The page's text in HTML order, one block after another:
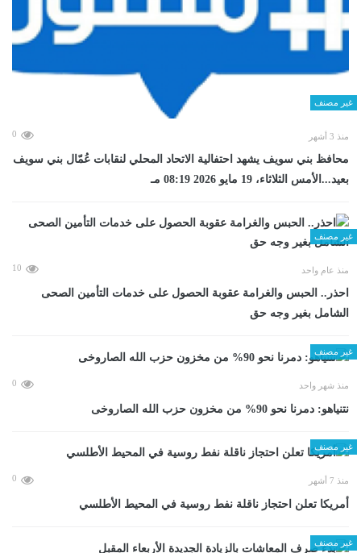
غير مصنف
منذ 3 أشهر 0
محافظ بني سويف يشهد احتفالية الاتحاد المحلي لنقابات عُمّال بني سويف
بعيد...الأمس الثلاثاء، 19 مايو 2026 08:19 مـ
غير مصنف
منذ عام واحد 10
احذر.. الحبس والغرامة عقوبة الحصول على خدمات التأمين الصحى
الشامل بغير وجه حق
غير مصنف
منذ شهر واحد 0
نتنياهو: دمرنا نحو 90% من مخزون حزب الله الصاروخى
غير مصنف
منذ 7 أشهر 0
أمريكا تعلن احتجاز ناقلة نفط روسية في المحيط الأطلسي
غير مصنف